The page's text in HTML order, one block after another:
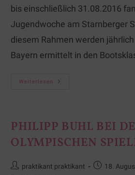
bis einschließlich 31.08.2016
Jugendwoche am Starnberger
diesem Rahmen werden
Bayern ermittelt in den
Weiterlesen
PHILIPP BUHL BEI
OLYMPISCHEN
praktikant praktikant
18.